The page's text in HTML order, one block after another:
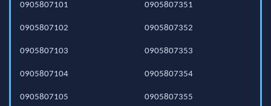
0905807101
0905807102
0905807103
0905807104
0905807105
0905807351
0905807352
0905807353
0905807354
0905807355